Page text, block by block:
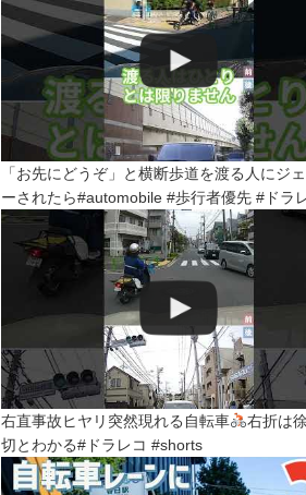
「お先にどうぞ」と横断歩道を渡る人にジ
ーされたら#automobile #歩行者優先 #ドラ
右直事故ヒヤリ突然現れる自転車
右折は
切とわかる#ドラレコ #shorts